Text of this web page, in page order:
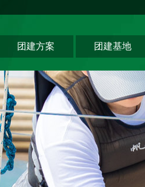
团建方案
匠人制作系列
音乐释压系列
数字团建系列
文化赋能系列
组织运动系列
团建基地
广州基地
东莞基地
惠州基地
佛山基地
清远基地
河源基地